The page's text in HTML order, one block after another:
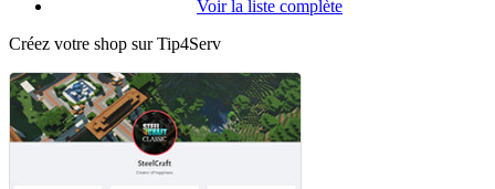
Voir la liste complète
Créez votre shop sur Tip4Serv